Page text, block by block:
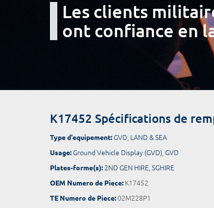
Les clients
ont confiance en
K17452 Spécifications de
Type d'equipement: GVD, LAND & SEA
Usage: Ground Vehicle Display (GVD), GVD
Plates-forme(s): 2ND GEN HIRE,SGHIRE
OEM Numero de Piece: K17452
TE Numero de Piece:02M228P1